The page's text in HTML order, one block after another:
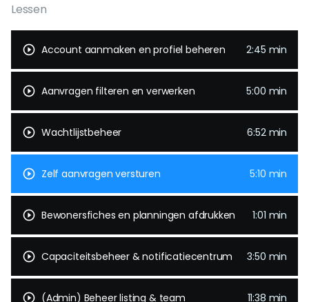
Lessen
play_circle_outline Account aanmaken en profiel beheren 2:45 min
play_circle_outline Aanvragen filteren en verwerken 5:00 min
play_circle_outline Wachtlijstbeheer 6:52 min
play_circle_outline Zelf aanvragen versturen 5:10 min
play_circle_outline Bewonersfiches en planningen afdrukken 1:01 min
play_circle_outline Capaciteitsbeheer & notificatiecentrum 3:50 min
play_circle_outline (Admin) Beheer listing & team 11:38 min